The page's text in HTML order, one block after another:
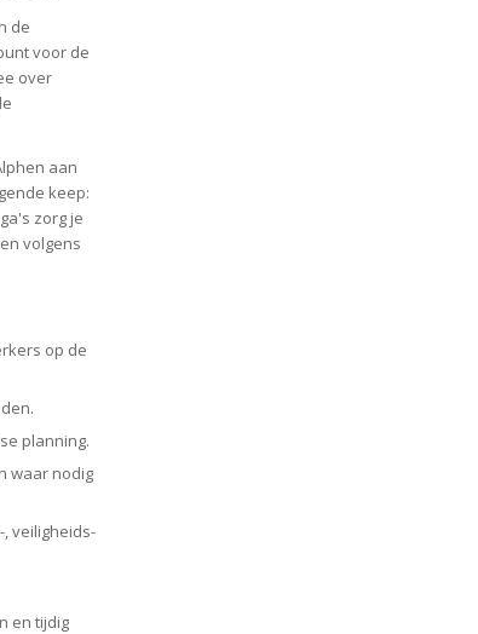
de
voor de
over
aan
keep:
zorg je
volgens
op de
planning.
waar nodig
veiligheids-
en tijdig